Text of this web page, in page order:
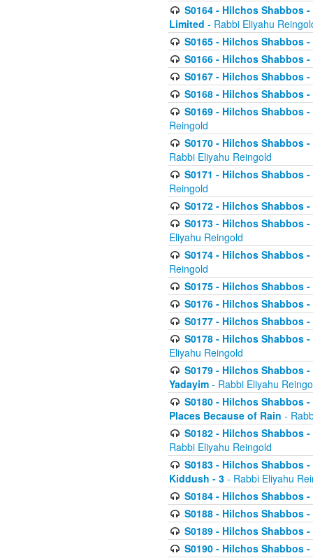
S0164 - Hilchos Shabbos
Limited - Rabbi Eliyahu
S0165 - Hilchos Shabbos
S0166 - Hilchos Shabbos
S0167 - Hilchos Shabbos
S0168 - Hilchos Shabbos
S0169 - Hilchos Shabbos
Reingold
S0170 - Hilchos Shabbos
Rabbi Eliyahu Reingold
S0171 - Hilchos Shabbos
Reingold
S0172 - Hilchos Shabbos
S0173 - Hilchos Shabbos
Eliyahu Reingold
S0174 - Hilchos Shabbos
Reingold
S0175 - Hilchos Shabbos
S0176 - Hilchos Shabbos
S0177 - Hilchos Shabbos
S0178 - Hilchos Shabbos
Eliyahu Reingold
S0179 - Hilchos Shabbos
Yadayim - Rabbi Eliyahu
S0180 - Hilchos Shabbos
Places Because of Rain -
S0182 - Hilchos Shabbos
Rabbi Eliyahu Reingold
S0183 - Hilchos Shabbos
Kiddush - 3 - Rabbi Eliyahu
S0184 - Hilchos Shabbos
S0188 - Hilchos Shabbos
S0189 - Hilchos Shabbos
S0190 - Hilchos Shabbos